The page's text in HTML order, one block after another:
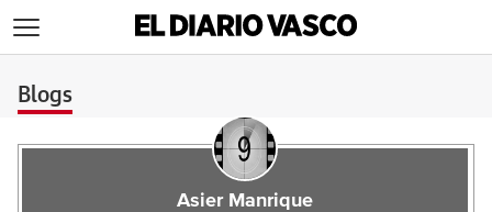
Blogs
Asier Manrique